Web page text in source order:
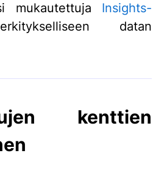
mukautettuja Insights-
datan
kenttien